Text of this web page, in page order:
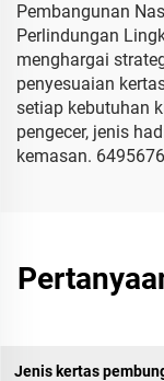
Pembangunan
Perlindungan
menghargai
penyesuaian
setiap kebutuhan
pengecer, jenis
kemasan.
Jenis kertas